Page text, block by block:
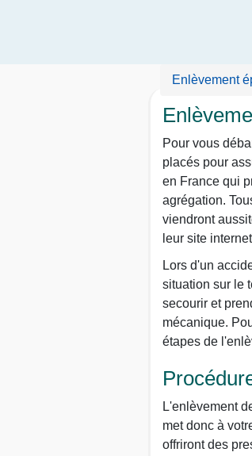
Enlèvement
Pour vous
placés pour
en France qui
agrégation.
viendront
leur site
Lors d'un
situation sur le
secourir et
mécanique.
étapes de
L'enlèvement
met donc à
offriront des